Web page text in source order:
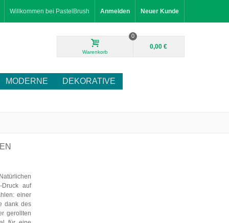
Willkommen bei PastelBrush Anmelden Neuer Kunde
Warenkorb
0
0,00 €
MODERNE
DEKORATIVE
auf
einer
dank des
gerollten